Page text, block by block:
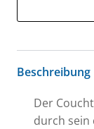
Beschreibung
Der
durch sein